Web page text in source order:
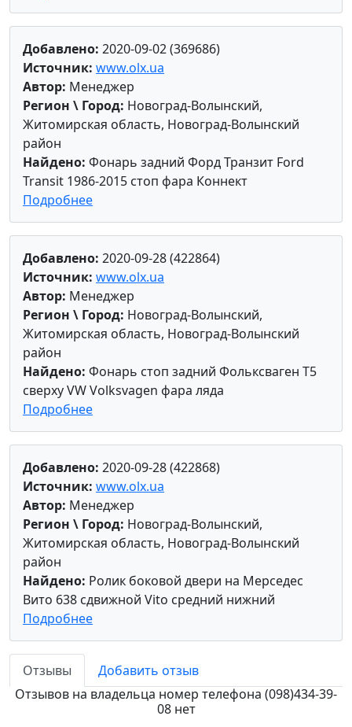
Добавлено: 2020-09-02 (369686)
Источник: www.olx.ua
Автор: Менеджер
Регион \ Город: Новоград-Волынский,
Житомирская область, Новоград-Волынский
район
Найдено: Фонарь задний Форд Транзит Ford
Transit 1986-2015 стоп фара Коннект
Подробнее
Добавлено: 2020-09-28 (422864)
Источник: www.olx.ua
Автор: Менеджер
Регион \ Город: Новоград-Волынский,
Житомирская область, Новоград-Волынский
район
Найдено: Фонарь стоп задний Фольксваген Т5
сверху VW Volksvagen фара ляда
Подробнее
Добавлено: 2020-09-28 (422868)
Источник: www.olx.ua
Автор: Менеджер
Регион \ Город: Новоград-Волынский,
Житомирская область, Новоград-Волынский
район
Найдено: Ролик боковой двери на Мерседес
Вито 638 сдвижной Vito средний нижний
Подробнее
Отзывы
Добавить отзыв
Отзывов на владельца номер телефона (098)434-39-
08 нет